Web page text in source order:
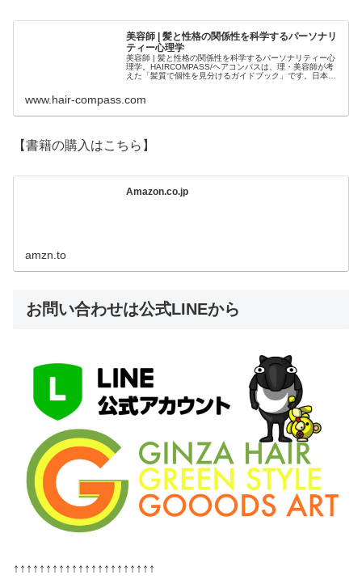
美容師 | 髪と性格の関係性を科学するパーソナリ
ティー心理学
美容師 | 髪と性格の関係性を科学するパーソナリティー心
理学。HAIRCOMPASS/ヘアコンパスは、理・美容師が考
えた「髪質で個性を見分けるガイドブック」です。日本人
www.hair-compass.com
【書籍の購入はこちら】
Amazon.co.jp
amzn.to
お問い合わせは公式LINEから
↑↑↑↑↑↑↑↑↑↑↑↑↑↑↑↑↑↑↑↑↑↑